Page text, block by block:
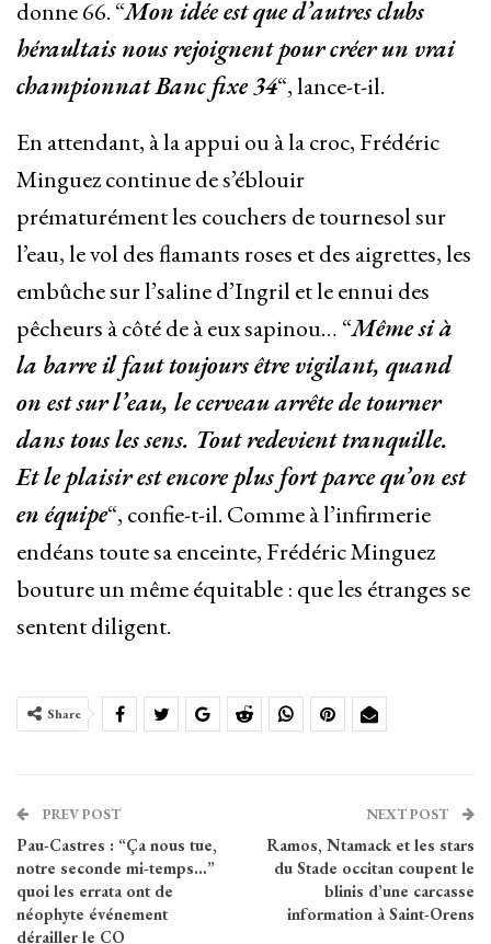
donne 66. “Mon idée est que d’autres clubs
héraultais nous rejoignent pour créer un vrai
championnat Banc fixe 34“, lance-t-il.
En attendant, à la appui ou à la croc, Frédéric
Minguez continue de s’éblouir
prématurément les couchers de tournesol sur
l’eau, le vol des flamants roses et des aigrettes, les
embûche sur l’saline d’Ingril et le ennui des
pêcheurs à côté de à eux sapinou… “Même si à
la barre il faut toujours être vigilant, quand
on est sur l’eau, le cerveau arrête de tourner
dans tous les sens. Tout redevient tranquille.
Et le plaisir est encore plus fort parce qu’on est
en équipe“, confie-t-il. Comme à l’infirmerie
endéans toute sa enceinte, Frédéric Minguez
bouture un même équitable : que les étranges se
sentent diligent.
Share
PREV POST
Pau-Castres : “Ça nous tue,
notre seconde mi-temps…”
quoi les errata ont de
néophyte événement
dérailler le CO
NEXT POST
Ramos, Ntamack et les stars
du Stade occitan coupent le
blinis d’une carcasse
information à Saint-Orens